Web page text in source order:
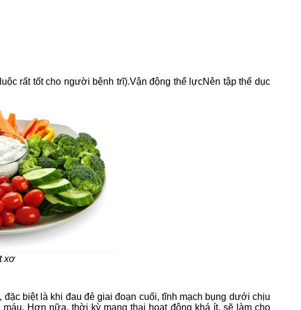
rất tốt cho người bệnh trĩ).Vận động thể lựcNên tập thể dục
xơ
biệt là khi đau đẻ giai đoạn cuối, tĩnh mạch bụng dưới chịu
Hơn nữa, thời kỳ mang thai hoạt động khá ít, sẽ làm cho